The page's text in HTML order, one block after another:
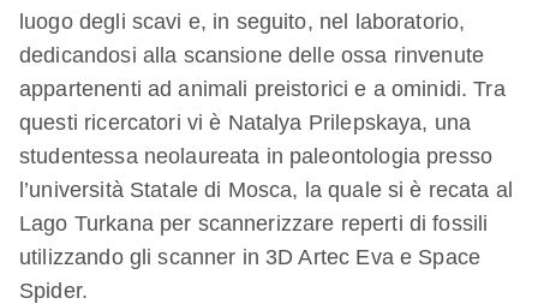
luogo degli scavi e, in seguito, nel laboratorio,
dedicandosi alla scansione delle ossa rinvenute
appartenenti ad animali preistorici e a ominidi. Tra
questi ricercatori vi è Natalya Prilepskaya, una
studentessa neolaureata in paleontologia presso
l’università Statale di Mosca, la quale si è recata al
Lago Turkana per scannerizzare reperti di fossili
utilizzando gli scanner in 3D Artec Eva e Space
Spider.